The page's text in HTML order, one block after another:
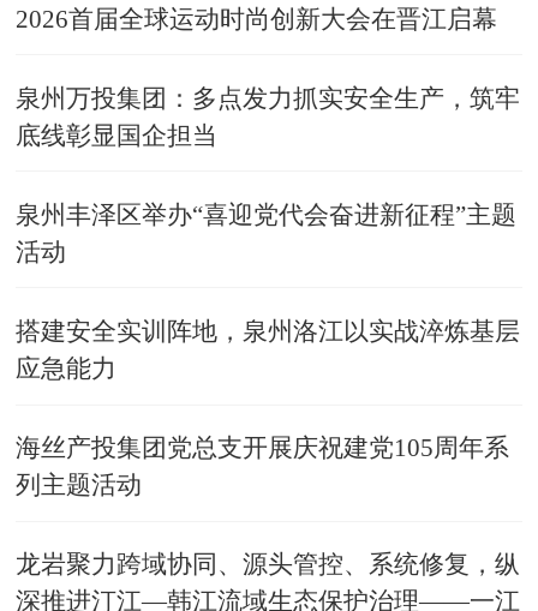
​2026首届全球运动时尚创新大会在晋江启幕
泉州万投集团：多点发力抓实安全生产，筑牢
底线彰显国企担当
泉州丰泽区举办“喜迎党代会奋进新征程”主题
活动
搭建安全实训阵地，泉州洛江以实战淬炼基层
应急能力
海丝产投集团党总支开展庆祝建党105周年系
列主题活动
龙岩聚力跨域协同、源头管控、系统修复，纵
深推进汀江—韩江流域生态保护治理——一江